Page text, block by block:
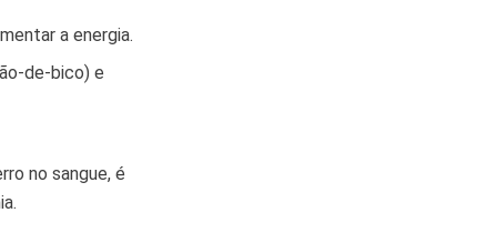
a energia.
de-bico) e
no sangue, é